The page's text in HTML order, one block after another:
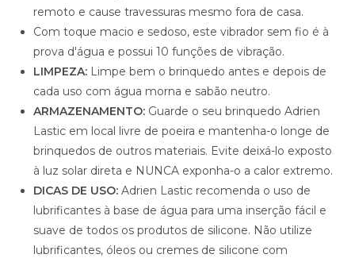
remoto e cause travessuras mesmo fora de casa.
Com toque macio e sedoso, este vibrador sem fio é à
prova d'água e possui 10 funções de vibração.
LIMPEZA: Limpe bem o brinquedo antes e depois de
cada uso com água morna e sabão neutro.
ARMAZENAMENTO: Guarde o seu brinquedo Adrien
Lastic em local livre de poeira e mantenha-o longe de
brinquedos de outros materiais. Evite deixá-lo exposto
à luz solar direta e NUNCA exponha-o a calor extremo.
DICAS DE USO: Adrien Lastic recomenda o uso de
lubrificantes à base de água para uma inserção fácil e
suave de todos os produtos de silicone. Não utilize
lubrificantes, óleos ou cremes de silicone com